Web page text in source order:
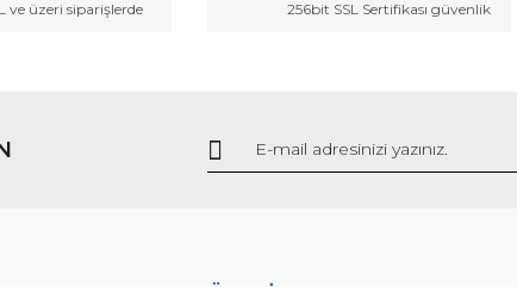
ve üzeri siparişlerde 256bit SSL Sertifikası güvenlik